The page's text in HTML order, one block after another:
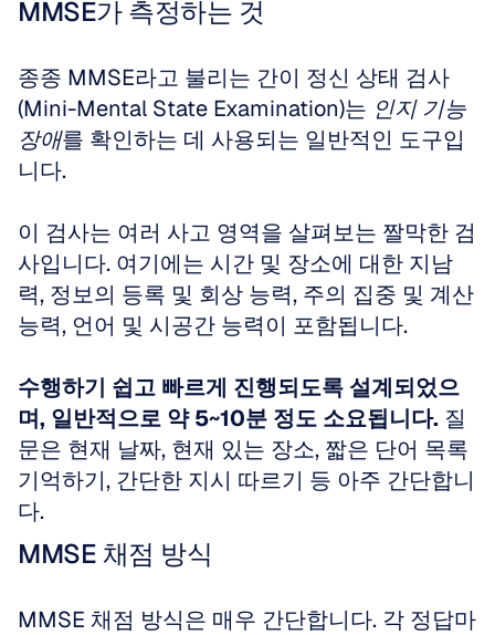
MMSE가 측정하는 것
종종 MMSE라고 불리는 간이 정신 상태 검사
(Mini-Mental State Examination)는 인지 기능
장애를 확인하는 데 사용되는 일반적인 도구입
니다.
이 검사는 여러 사고 영역을 살펴보는 짤막한 검
사입니다. 여기에는 시간 및 장소에 대한 지남
력, 정보의 등록 및 회상 능력, 주의 집중 및 계산
능력, 언어 및 시공간 능력이 포함됩니다.
수행하기 쉽고 빠르게 진행되도록 설계되었으
며, 일반적으로 약 5~10분 정도 소요됩니다. 질
문은 현재 날짜, 현재 있는 장소, 짧은 단어 목록
기억하기, 간단한 지시 따르기 등 아주 간단합니
다.
MMSE 채점 방식
MMSE 채점 방식은 매우 간단합니다. 각 정답마